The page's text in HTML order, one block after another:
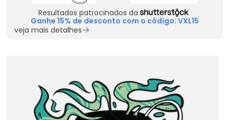
Resultados patrocinados da
Ganhe 15% de desconto com o código: VXL15
veja mais detalhes